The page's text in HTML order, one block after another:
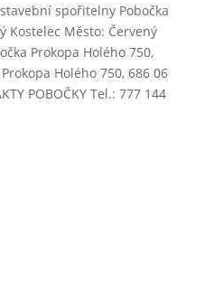
spořitelny Pobočka
Kostelec Město: Červený
Prokopa Holého 750,
Holého 750, 686 06
POBOČKY Tel.: 777 144